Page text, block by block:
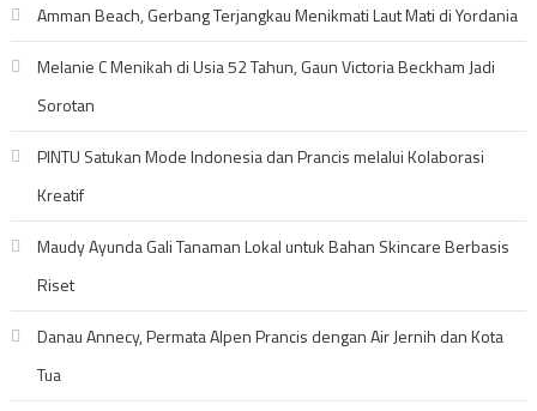
Amman Beach, Gerbang Terjangkau Menikmati Laut Mati di Yordania
Melanie C Menikah di Usia 52 Tahun, Gaun Victoria Beckham Jadi
Sorotan
PINTU Satukan Mode Indonesia dan Prancis melalui Kolaborasi
Kreatif
Maudy Ayunda Gali Tanaman Lokal untuk Bahan Skincare Berbasis
Riset
Danau Annecy, Permata Alpen Prancis dengan Air Jernih dan Kota
Tua